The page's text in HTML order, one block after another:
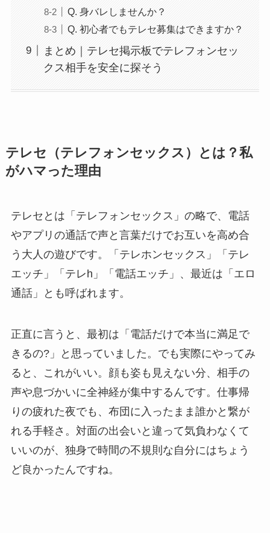
Q. 身バレしませんか？
Q. 初心者でもテレセ募集はできますか？
まとめ｜テレセ掲示板でテレフォンセッ
クス相手を安全に探そう
テレセ（テレフォンセックス）とは？私
がハマった理由
テレセとは「テレフォンセックス」の略で、電話
やアプリの通話で声と言葉だけでお互いを高め合
う大人の遊びです。「テレホンセックス」「テレ
エッチ」「テレh」「電話エッチ」、最近は「エロ
通話」とも呼ばれます。
正直に言うと、最初は「電話だけで本当に満足で
きるの?」と思っていました。でも実際にやってみ
ると、これがいい。顔も姿も見えない分、相手の
声や息づかいに全神経が集中するんです。仕事帰
りの疲れた夜でも、布団に入ったまま誰かと繋が
れる手軽さ。対面の出会いと違って気負わなくて
いいのが、独身で時間の不規則な自分にはちょう
ど良かったんですね。